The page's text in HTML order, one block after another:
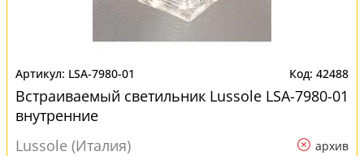
LSA-7980-01 42488
Встраиваемый светильник Lussole LSA-7980-01
внутренние
Lussole (Италия)
архив